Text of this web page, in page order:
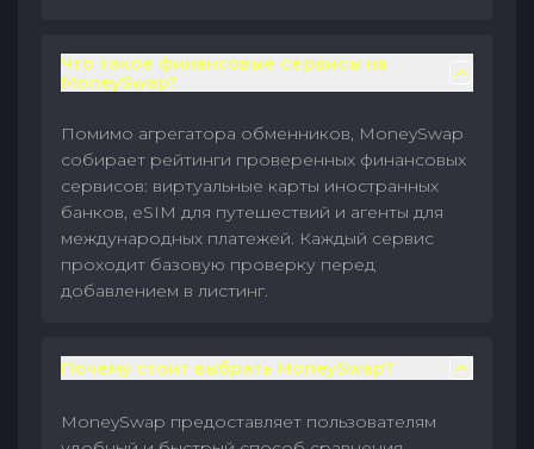
Что такое финансовые сервисы на
MoneySwap?
Помимо агрегатора обменников, MoneySwap
собирает рейтинги проверенных финансовых
сервисов: виртуальные карты иностранных
банков, eSIM для путешествий и агенты для
международных платежей. Каждый сервис
проходит базовую проверку перед
добавлением в листинг.
Почему стоит выбрать MoneySwap?
MoneySwap предоставляет пользователям